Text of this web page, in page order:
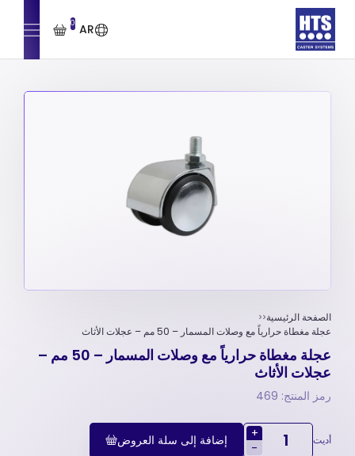
AR
0
الصفحة الرئيسية
عجلة مغطاة حرارياً مع وصلات المسمار – 50 مم – عجلات الأثاث
عجلة مغطاة حرارياً مع وصلات المسمار – 50 مم –
عجلات الأثاث
رمز المنتج: 469
أديت
+
-
إضافة إلى سلة العروض